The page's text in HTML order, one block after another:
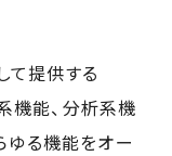
て提供する
機能、分析系機
ゆる機能をオー